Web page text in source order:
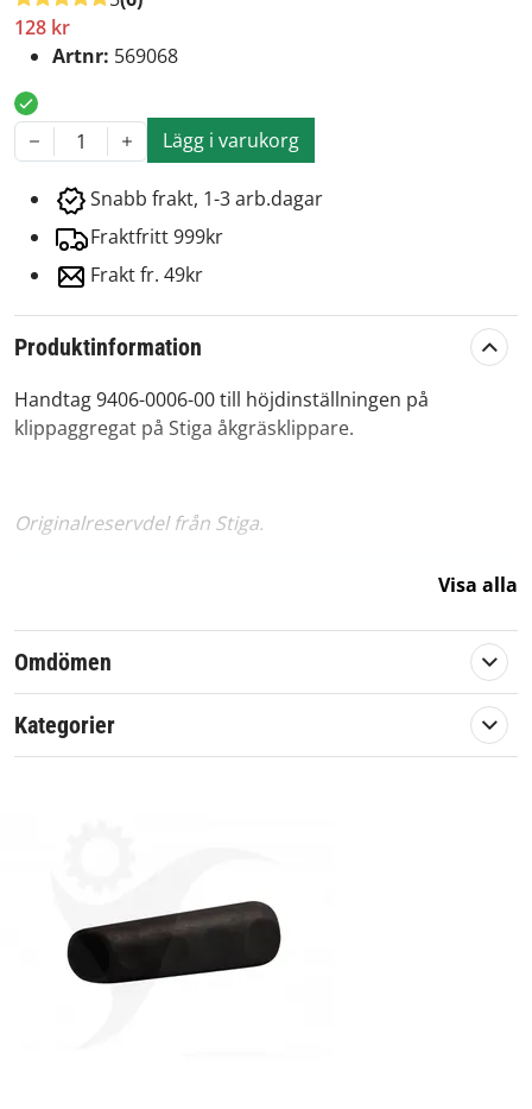
128 kr
Artnr: 569068
1 Lägg i varukorg
Snabb frakt, 1-3 arb.dagar
Fraktfritt 999kr
Frakt fr. 49kr
Produktinformation
Handtag 9406-0006-00 till höjdinställningen på
klippaggregat på Stiga åkgräsklippare.
Originalreservdel från Stiga.
Visa alla
Omdömen
Kategorier